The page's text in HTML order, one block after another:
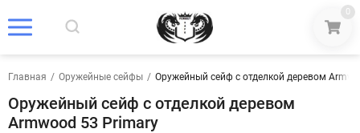
0
Главная / Оружейные сейфы / Оружейный сейф с отделкой деревом
Оружейный сейф с отделкой деревом
Armwood 53 Primary